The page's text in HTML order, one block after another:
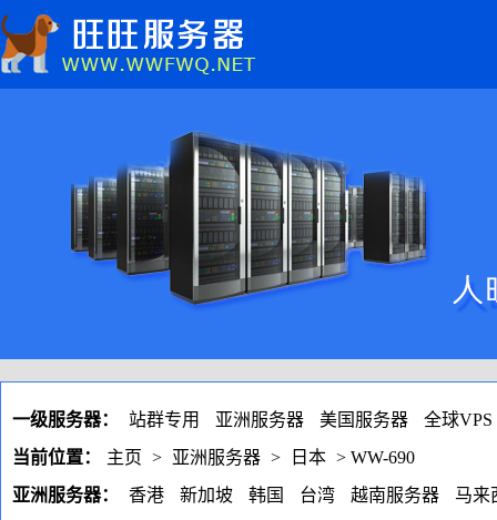
一级服务器： 站群专用 亚洲服务器 美国服务器
全球VPS
当前位置：
主页 > 亚洲服务器 > 日本 > WW-690
亚洲服务器：
香港 新加坡 韩国 台湾 越南服务器 马来